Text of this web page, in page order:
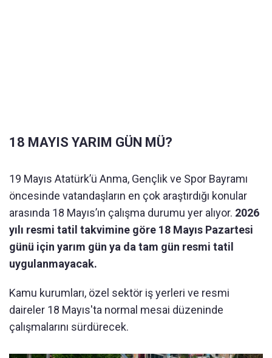
18 MAYIS YARIM GÜN MÜ?
19 Mayıs Atatürk’ü Anma, Gençlik ve Spor Bayramı
öncesinde vatandaşların en çok araştırdığı konular
arasında 18 Mayıs’ın çalışma durumu yer alıyor. 2026
yılı resmi tatil takvimine göre 18 Mayıs Pazartesi
günü için yarım gün ya da tam gün resmi tatil
uygulanmayacak.
Kamu kurumları, özel sektör iş yerleri ve resmi
daireler 18 Mayıs'ta normal mesai düzeninde
çalışmalarını sürdürecek.